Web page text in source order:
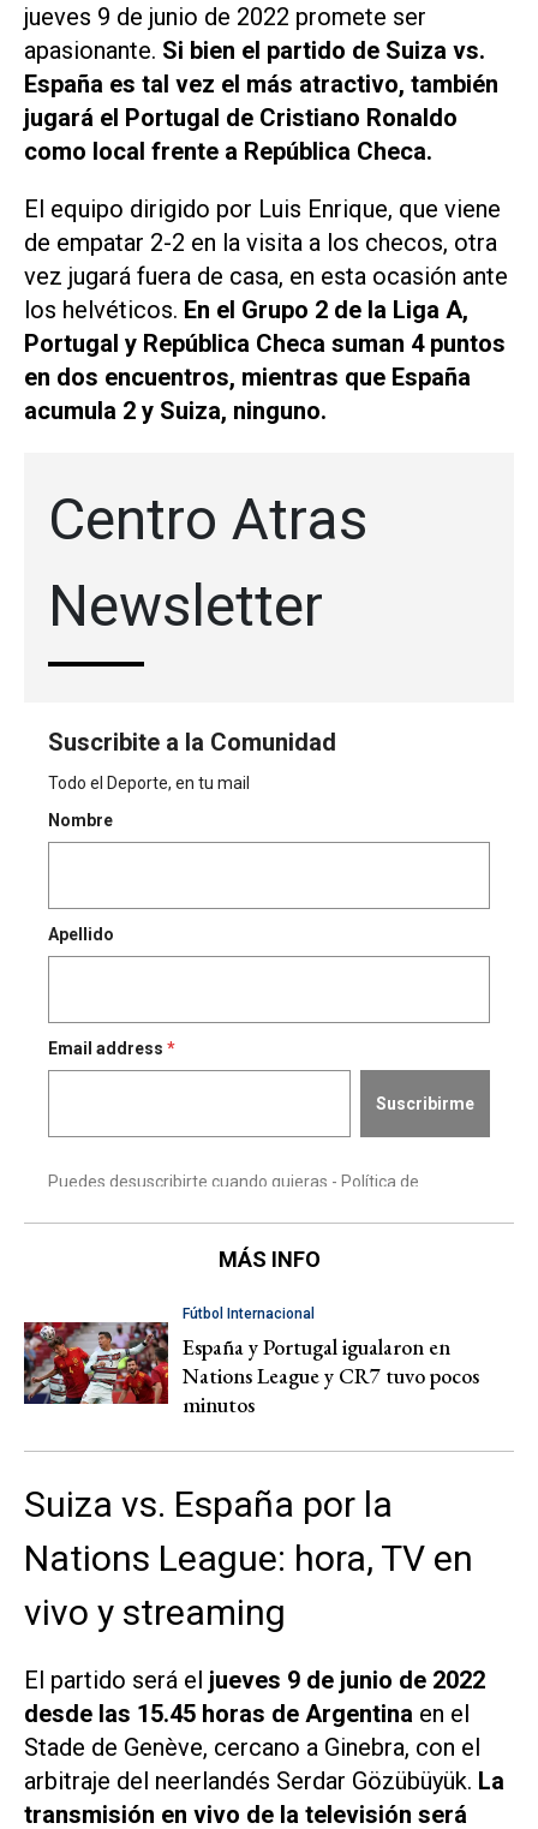
jueves 9 de junio de 2022 promete ser
apasionante. Si bien el partido de Suiza vs.
España es tal vez el más atractivo, también
jugará el Portugal de Cristiano Ronaldo
como local frente a República Checa.
El equipo dirigido por Luis Enrique, que viene
de empatar 2-2 en la visita a los checos, otra
vez jugará fuera de casa, en esta ocasión ante
los helvéticos. En el Grupo 2 de la Liga A,
Portugal y República Checa suman 4 puntos
en dos encuentros, mientras que España
acumula 2 y Suiza, ninguno.
MÁS INFO
Fútbol Internacional
España y Portugal igualaron en
Nations League y CR7 tuvo pocos
minutos
Suiza vs. España por la
Nations League: hora, TV en
vivo y streaming
El partido será el jueves 9 de junio de 2022
desde las 15.45 horas de Argentina en el
Stade de Genève, cercano a Ginebra, con el
arbitraje del neerlandés Serdar Gözübüyük. La
transmisión en vivo de la televisión será